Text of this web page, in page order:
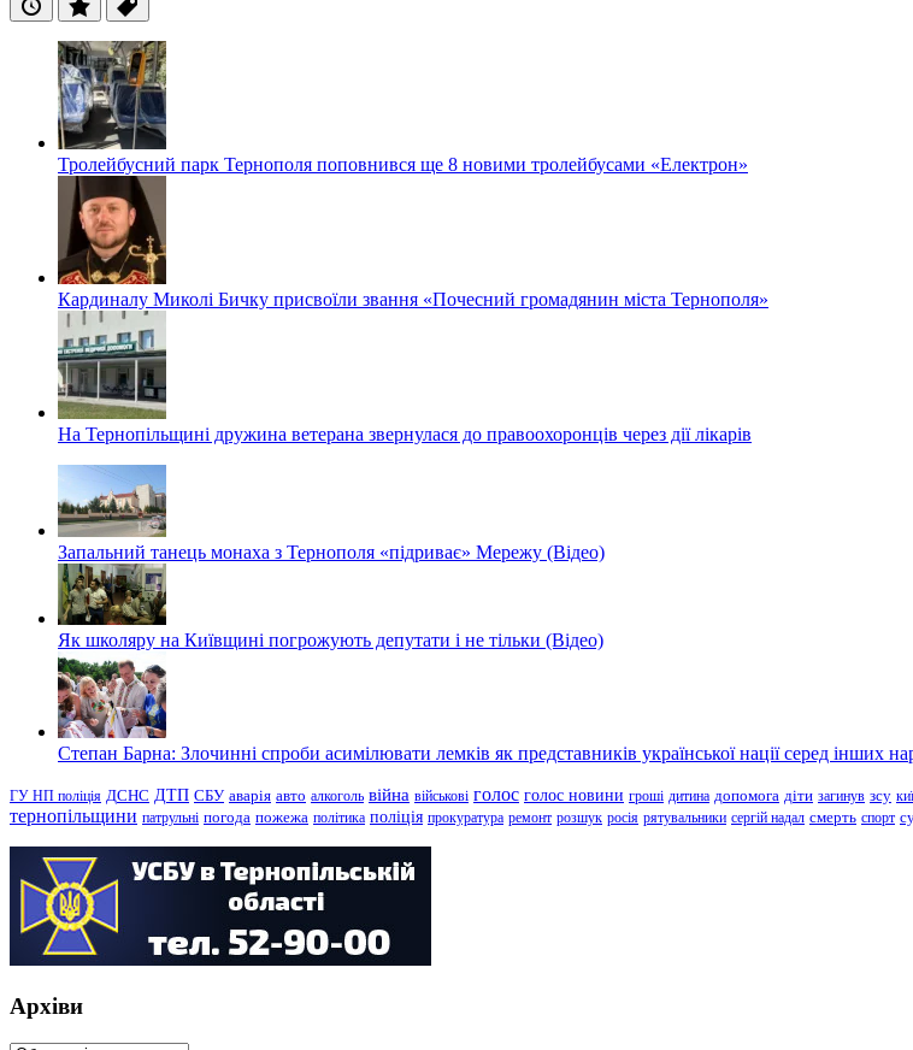
ОстанніПопулярні
Теги
Тролейбусний парк Тернополя поповнився ще 8 новими тролейбусами «Електрон»
Кардиналу Миколі Бичку присвоїли звання «Почесний громадянин міста Тернополя»
На Тернопільщині дружина ветерана звернулася до правоохоронців через дії лікарів
Запальний танець монаха з Тернополя «підриває» Мережу (Відео)
Як школяру на Київщині погрожують депутати і не тільки (Відео)
Степан Барна: Злочинні спроби асимілювати лемків як представників української нації серед інших
ГУ НП поліція ДСНС ДТП СБУ аварія авто алкоголь війна військові голос голос новини гроші дитина допомога діти загинув зсу
тернопільщини патрульні погода пожежа політика поліція прокуратура ремонт розшук росія рятувальники сергій надал смерть спорт
Архіви